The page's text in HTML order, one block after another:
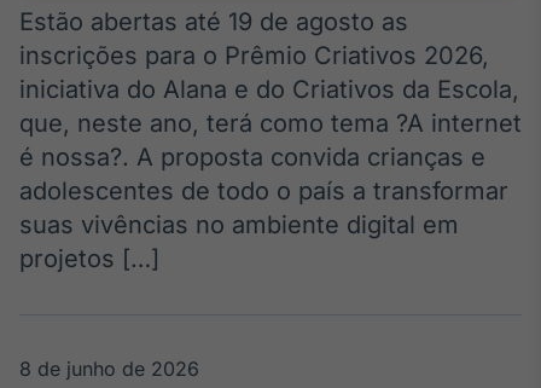
Agro
Tudo sobre o
agronegócio
Broadcast
Político
Os bastidores da
Estão abertas até 19 de agosto as
inscrições para o Prêmio Criativos 2026,
iniciativa do Alana e do Criativos da Escola,
que, neste ano, terá como tema ?A internet
é nossa?. A proposta convida crianças e
adolescentes de todo o país a transformar
suas vivências no ambiente digital em
projetos […]
8 de junho de 2026